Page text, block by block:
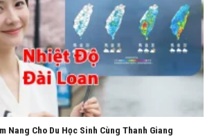
Nang Cho Du Học Sinh Cùng Thanh Giang